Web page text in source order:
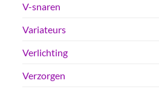
V-snaren
Variateurs
Verlichting
Verzorgen